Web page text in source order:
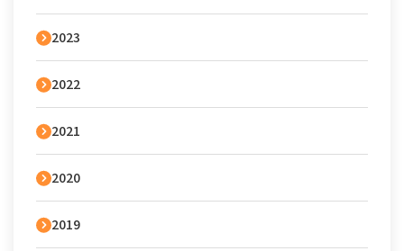
2023
2022
2021
2020
2019